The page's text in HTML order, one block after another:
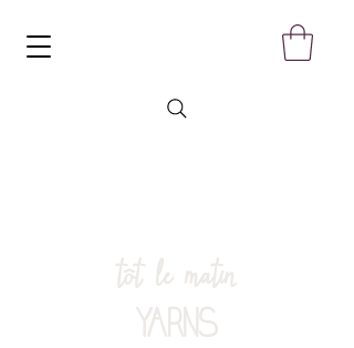
tôt le matin
YARNS